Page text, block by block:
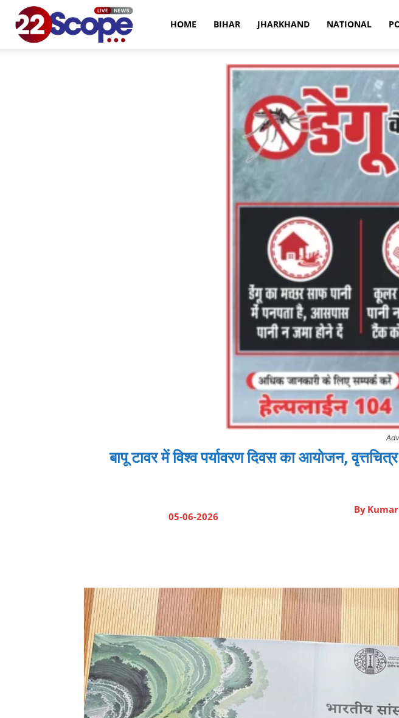
HOME BIHAR JHARKHAND NATIONAL
बापू टावर में विश्व पर्यावरण दिवस का आयोजन,
05-06-2026
By